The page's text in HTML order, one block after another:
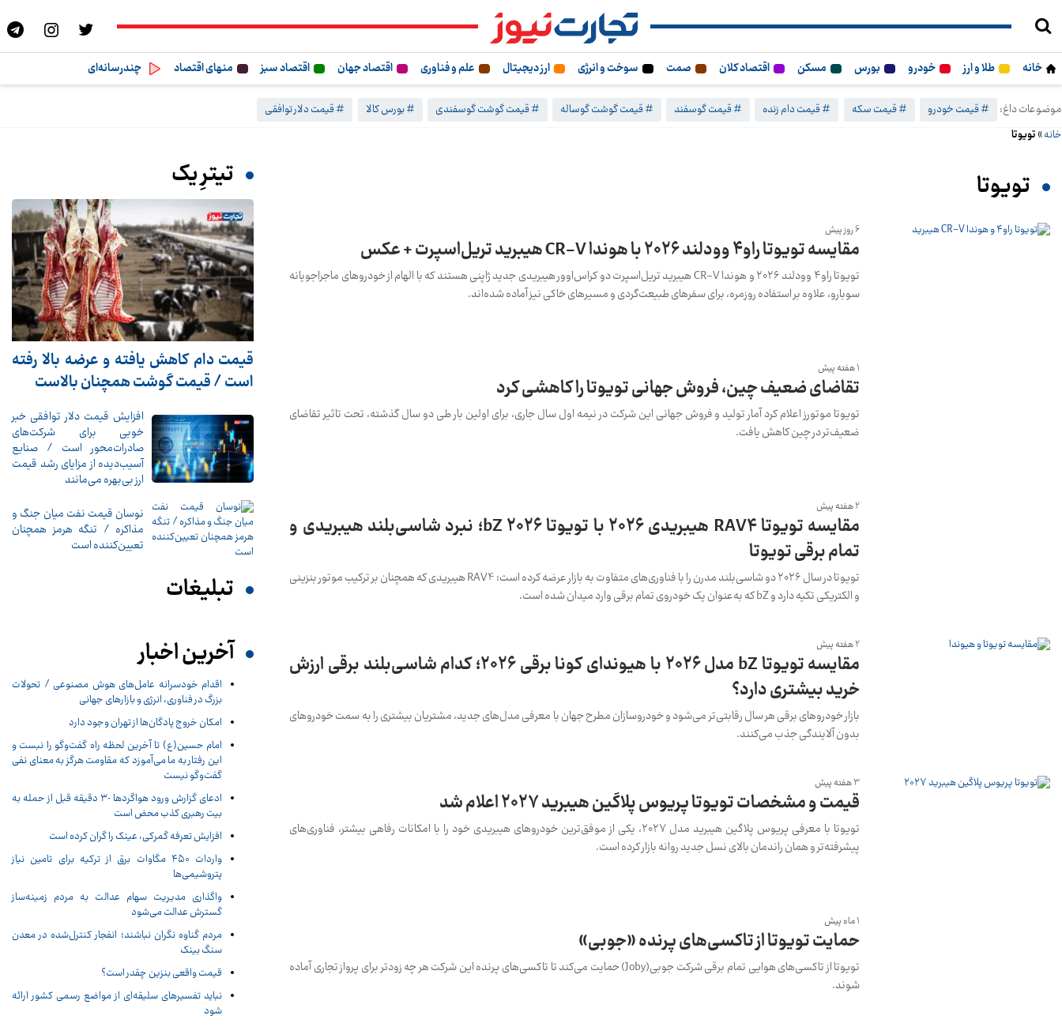
خانه طلا و ارز خودرو بورس مسکن اقتصاد کلان صمت سوخت و انرژی ارز دیجیتال علم و فناوری اقتصاد جهان اقتصاد سبز منهای اقتصاد چندرسانه‌ای
موضوعات داغ: # قیمت خودرو # قیمت سکه # قیمت دام زنده # قیمت گوسفند # قیمت گوشت گوساله # قیمت گوشت گوسفندی # بورس کالا # قیمت دلار توافقی
خانه» تویوتا
تویوتا
6 روز پیش
مقایسه تویوتا راو۴ وودلند ۲۰۲۶ با هوندا CR-V هیبرید تریل‌اسپرت + عکس
تویوتا راو۴ وودلند ۲۰۲۶ و هوندا CR-V هیبرید تریل‌اسپرت دو کراس‌اوور هیبریدی جدید ژاپنی هستند که با الهام از خودروهای ماجراجویانه
سوبارو، علاوه بر استفاده روزمره، برای سفرهای طبیعت‌گردی و مسیرهای خاکی نیز آماده شده‌اند.
1 هفته پیش
تقاضای ضعیف چین، فروش جهانی تویوتا را کاهشی کرد
تویوتا موتورز اعلام کرد آمار تولید و فروش جهانی این شرکت در نیمه اول سال جاری، برای اولین­ بار طی دو سال گذشته، تحت تاثیر تقاضای
ضعیف‌تر در چین کاهش یافت.
2 هفته پیش
مقایسه تویوتا RAV4 هیبریدی ۲۰۲۶ با تویوتا bZ ۲۰۲۶؛ نبرد شاسی‌بلند هیبریدی و
تمام برقی تویوتا
تویوتا در سال ۲۰۲۶ دو شاسی‌بلند مدرن را با فناوری‌های متفاوت به بازار عرضه کرده است؛ RAV4 هیبریدی که همچنان بر ترکیب موتور بنزینی
و الکتریکی تکیه دارد و bZ که به‌عنوان یک خودروی تمام برقی وارد میدان شده است.
2 هفته پیش
مقایسه تویوتا bZ مدل ۲۰۲۶ با هیوندای کونا برقی ۲۰۲۶؛ کدام شاسی‌بلند برقی ارزش
خرید بیشتری دارد؟
بازار خودروهای برقی هر سال رقابتی‌تر می‌شود و خودروسازان مطرح جهان با معرفی مدل‌های جدید، مشتریان بیشتری را به سمت خودروهای
بدون آلایندگی جذب می‌کنند.
3 هفته پیش
قیمت و مشخصات تویوتا پریوس پلاگین هیبرید ۲۰۲۷ اعلام شد
تویوتا با معرفی پریوس پلاگین هیبرید مدل ۲۰۲۷، یکی از موفق‌ترین خودروهای هیبریدی خود را با امکانات رفاهی بیشتر، فناوری‌های
پیشرفته‌تر و همان راندمان بالای نسل جدید روانه بازار کرده است.
1 ماه پیش
حمایت تویوتا از تاکسی‌های پرنده «جوبی»
تویوتا از تاکسی‌های هوایی تمام برقی شرکت جوبی(Joby) حمایت می‌کند تا تاکسی‌های پرنده این شرکت هر چه زودتر برای پرواز تجاری آماده
شوند.
تیترِ یک
قیمت دام کاهش یافته و عرضه بالا رفته
است / قیمت گوشت همچنان بالاست
افزایش قیمت دلار توافقی خبر
خوبی برای شرکت‌های
صادرات‌محور است / صنایع
آسیب‌دیده از مزایای رشد قیمت
ارز بی‌بهره می‌مانند
نوسان قیمت نفت میان جنگ و
مذاکره / تنگه هرمز همچنان
تعیین‌کننده است
تبلیغات
آخرین اخبار
اقدام خودسرانه عامل‌های هوش مصنوعی / تحولات
بزرگ در فناوری، انرژی و بازارهای جهانی
امکان خروج پادگان‌ها از تهران وجود دارد
امام حسین(ع) تا آخرین لحظه راه گفت‌وگو را نبست و
این رفتار به ما می‌آموزد که مقاومت هرگز به معنای نفی
گفت‌وگو نیست
ادعای گزارش ورود هواگردها ٣٠ دقیقه قبل از حمله به
بیت رهبری کذب محض است
افزایش تعرفه گمرکی، عینک را گران کرده است
واردات ۴۵۰ مگاوات برق از ترکیه برای تامین نیاز
پتروشیمی‌ها
واگذاری مدیریت سهام عدالت به مردم زمینه‌ساز
گسترش عدالت می‌شود
مردم گناوه نگران نباشند؛ انفجار کنترل‌شده در معدن
سنگ بینک
قیمت واقعی بنزین چقدر است؟
نباید تفسیرهای سلیقه‌ای از مواضع رسمی کشور ارائه
شود